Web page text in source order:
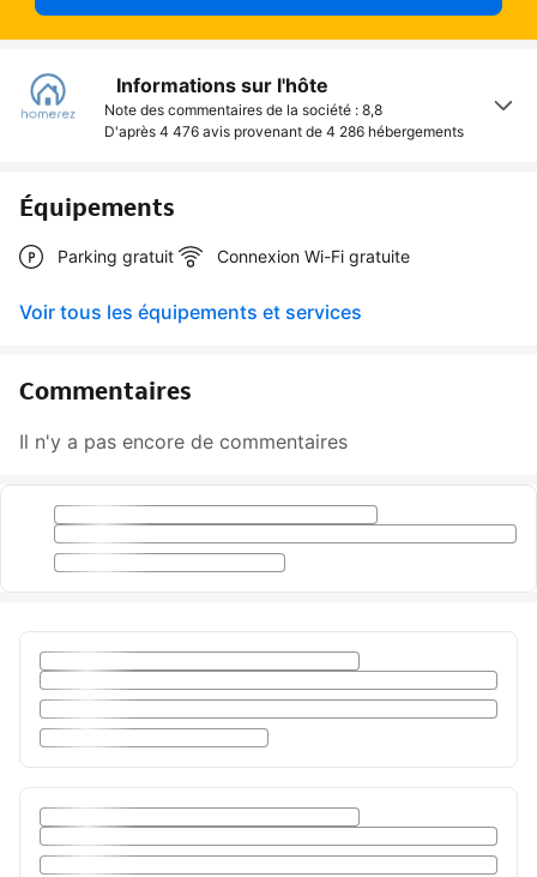
Informations sur l'hôte
Note des commentaires de la société : 8,8
D'après 4 476 avis provenant de 4 286 hébergements
Équipements
Parking gratuit Connexion Wi-Fi gratuite
Voir tous les équipements et services
Commentaires
Il n'y a pas encore de commentaires